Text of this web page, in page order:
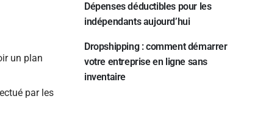
un plan
par les
Dépenses déductibles pour les
indépendants aujourd’hui
Dropshipping : comment démarrer
votre entreprise en ligne sans
inventaire